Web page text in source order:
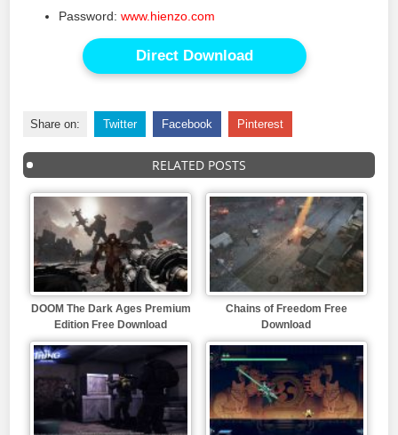
Password:www.hienzo.com
Direct Download
Share on: Twitter Facebook Pinterest
RELATED POSTS
DOOM The Dark Ages Premium
Edition Free Download
Chains of Freedom Free
Download